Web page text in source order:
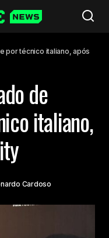
por técnico italiano, após
de
italiano,
Cardoso